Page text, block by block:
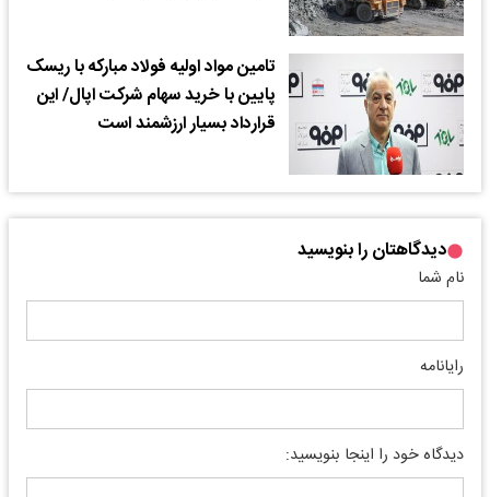
تامین مواد اولیه فولاد مبارکه با ریسک
پایین با خرید سهام شرکت اپال/ این
قرارداد بسیار ارزشمند است
دیدگاهتان را بنویسید
نام شما
رایانامه
دیدگاه خود را اینجا بنویسید: